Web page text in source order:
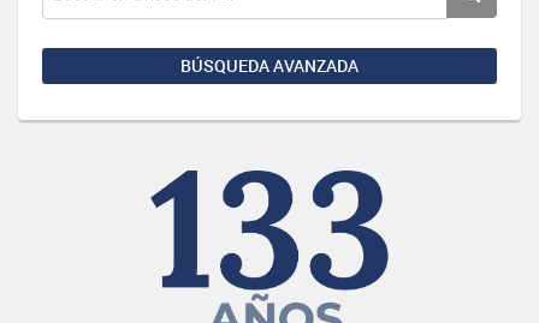
BÚSQUEDA AVANZADA